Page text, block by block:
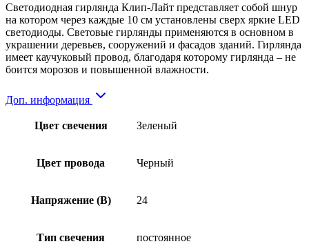
Светодиодная гирлянда Клип-Лайт представляет собой шнур
на котором через каждые 10 см установлены сверх яркие LED
светодиоды. Световые гирлянды применяются в основном в
украшении деревьев, сооружений и фасадов зданий. Гирлянда
имеет каучуковый провод, благодаря которому гирлянда – не
боится морозов и повышенной влажности.
Доп. информация
Цвет свечения Зеленый
Цвет провода Черный
Напряжение (В) 24
Тип свечения постоянное